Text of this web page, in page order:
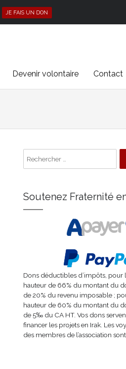
JE FAIS UN DON
Devenir volontaire Contact
Soutenez Fraternité
Dons déductibles d’impôts, pour
hauteur de 66% du montant du
de 20% du revenu imposable ;
hauteur de 60% du montant du
de 5‰ du CA HT. Vos dons
financer les projets en Irak. Les
des membres de l’association